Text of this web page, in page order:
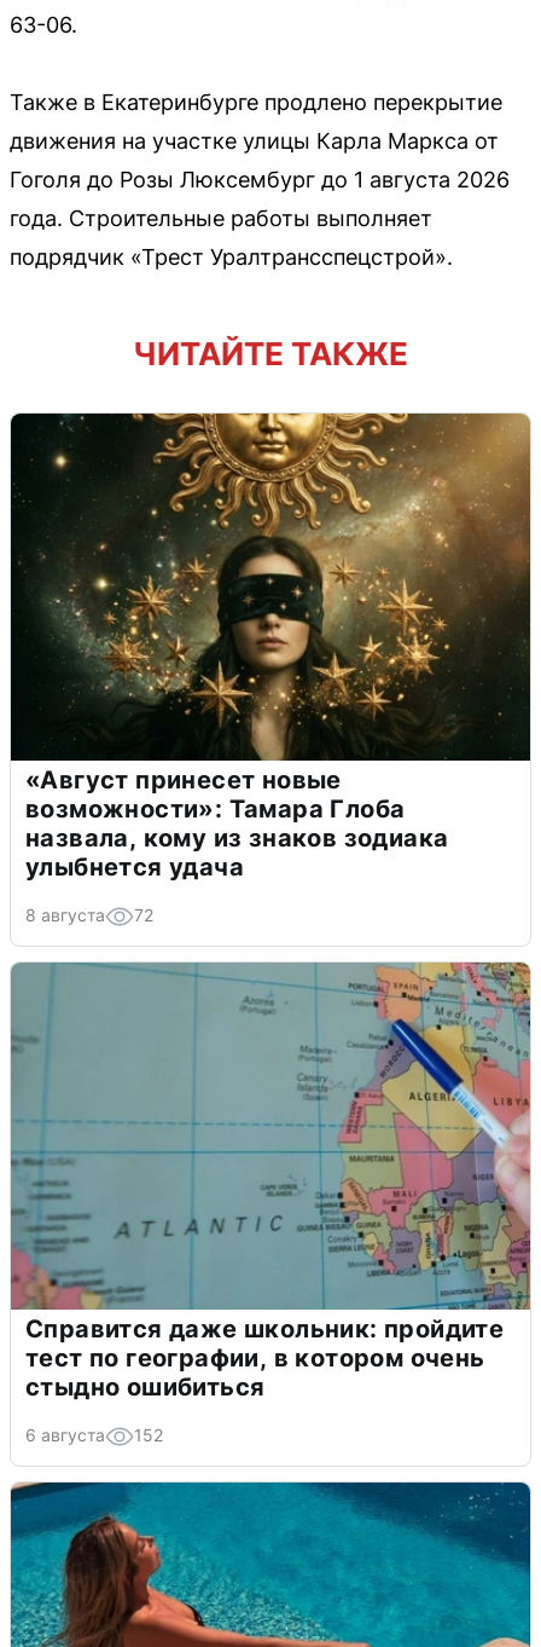
63-06.
Также в Екатеринбурге продлено перекрытие
движения на участке улицы Карла Маркса от
Гоголя до Розы Люксембург до 1 августа 2026
года. Строительные работы выполняет
подрядчик «Трест Уралтрансспецстрой».
ЧИТАЙТЕ ТАКЖЕ
«Август принесет новые
возможности»: Тамара Глоба
назвала, кому из знаков зодиака
улыбнется удача
8 августа 72
Справится даже школьник: пройдите
тест по географии, в котором очень
стыдно ошибиться
6 августа 152